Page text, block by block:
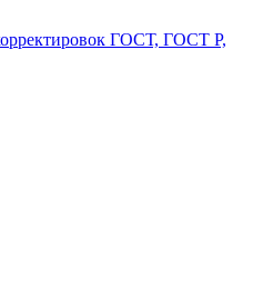
ГОСТ, ГОСТ Р,